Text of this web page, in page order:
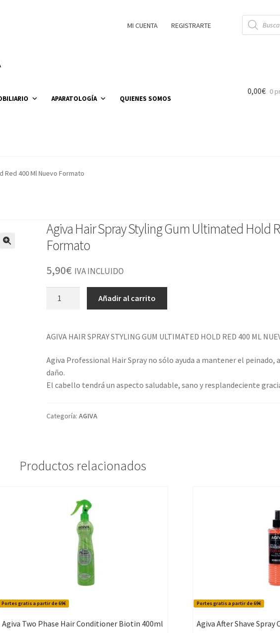
MI CUENTA REGISTRARTE
Búsqueda
de
productos
APARATOLOGÍA QUIENES SOMOS
0,00€ 0
Red 400 Ml Nuevo Formato
Agiva Hair Spray Styling Gum Ultimated Hold
Formato
5,90€ IVA INCLUIDO
Gum
Hold
Nuevo
Añadir al carrito
AGIVA HAIR SPRAY STYLING GUM ULTIMATED HOLD RED 400 ML
Agiva Professional Hair Spray no sólo ayuda a mantener el peinado,
daño.
El cabello tendrá un aspecto saludable, sano y resplandeciente
Categoría: AGIVA
Productos relacionados
Portes gratis a partir de 69€
Agiva Two Phase Hair Conditioner Biotin 400ml
Portes gratis a partir de 69€
Agiva After Shave